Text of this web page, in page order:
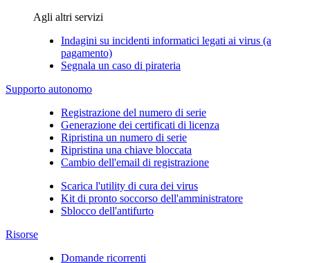
Agli altri servizi
Indagini su incidenti informatici legati ai virus (a
pagamento)
Segnala un caso di pirateria
Supporto autonomo
Registrazione del numero di serie
Generazione dei certificati di licenza
Ripristina un numero di serie
Ripristina una chiave bloccata
Cambio dell'email di registrazione
Scarica l'utility di cura dei virus
Kit di pronto soccorso dell'amministratore
Sblocco dell'antifurto
Risorse
Domande ricorrenti